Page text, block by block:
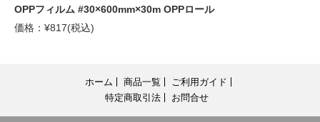
OPPフィルム #30×600mm×30m OPPロール
価格：¥817(税込)
ホーム 商品一覧
ご利用ガイド
特定商取引法
お問合せ